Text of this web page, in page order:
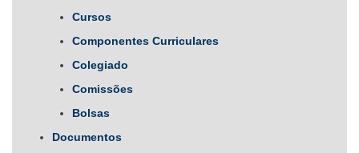
Cursos
Componentes Curriculares
Colegiado
Comissões
Bolsas
Documentos